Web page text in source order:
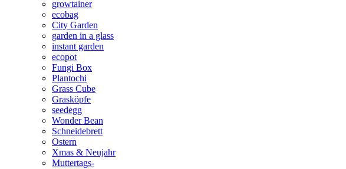
growtainer
ecobag
City Garden
garden in a glass
instant garden
ecopot
Fungi Box
Plantochi
Grass Cube
Grasköpfe
seedegg
Wonder Bean
Schneidebrett
Ostern
Xmas & Neujahr
Muttertags-